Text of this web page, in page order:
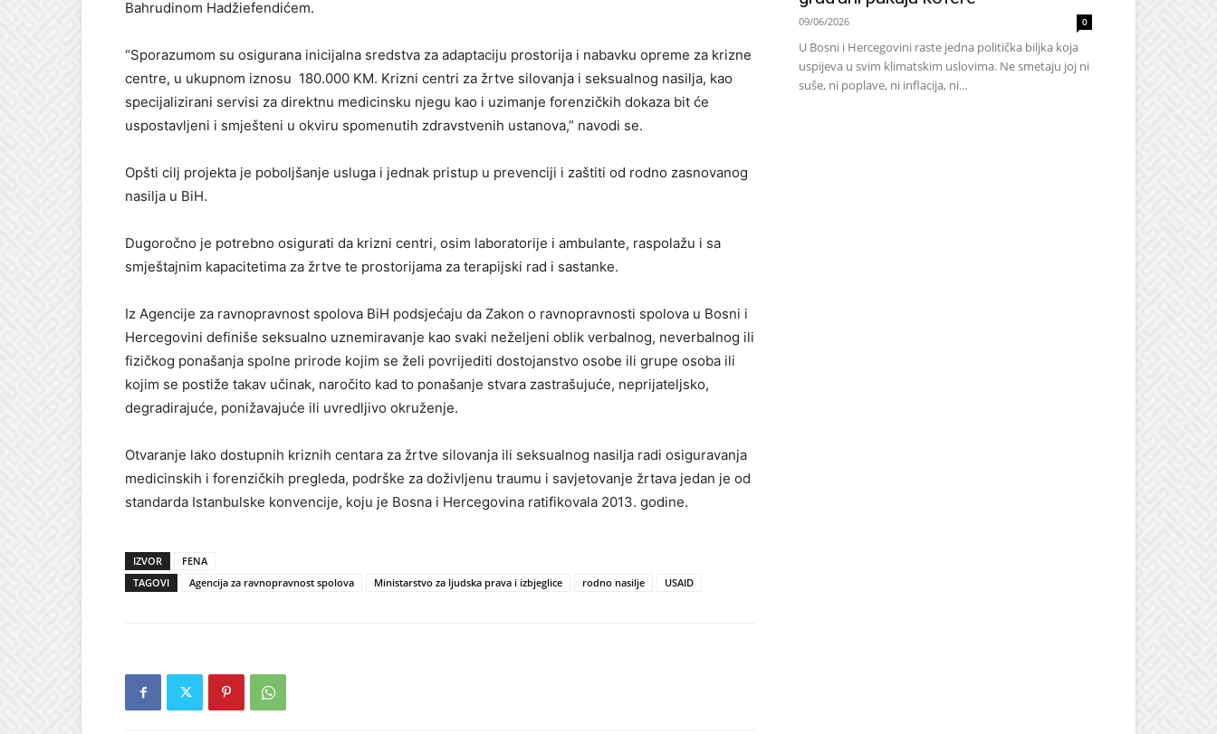
Bahrudinom Hadžiefendićem.
“Sporazumom su osigurana inicijalna sredstva za adaptaciju prostorija i nabavku opreme za krizne
centre, u ukupnom iznosu 180.000 KM. Krizni centri za žrtve silovanja i seksualnog nasilja, kao
specijalizirani servisi za direktnu medicinsku njegu kao i uzimanje forenzičkih dokaza bit će
uspostavljeni i smješteni u okviru spomenutih zdravstvenih ustanova,” navodi se.
Opšti cilj projekta je poboljšanje usluga i jednak pristup u prevenciji i zaštiti od rodno zasnovanog
nasilja u BiH.
Dugoročno je potrebno osigurati da krizni centri, osim laboratorije i ambulante, raspolažu i sa
smještajnim kapacitetima za žrtve te prostorijama za terapijski rad i sastanke.
Iz Agencije za ravnopravnost spolova BiH podsjećaju da Zakon o ravnopravnosti spolova u Bosni i
Hercegovini definiše seksualno uznemiravanje kao svaki neželjeni oblik verbalnog, neverbalnog ili
fizičkog ponašanja spolne prirode kojim se želi povrijediti dostojanstvo osobe ili grupe osoba ili
kojim se postiže takav učinak, naročito kad to ponašanje stvara zastrašujuće, neprijateljsko,
degradirajuće, ponižavajuće ili uvredljivo okruženje.
Otvaranje lako dostupnih kriznih centara za žrtve silovanja ili seksualnog nasilja radi osiguravanja
medicinskih i forenzičkih pregleda, podrške za doživljenu traumu i savjetovanje žrtava jedan je od
standarda Istanbulske konvencije, koju je Bosna i Hercegovina ratifikovala 2013. godine.
IZVOR
FENA
TAGOVI
Agencija za ravnopravnost spolova Ministarstvo za ljudska prava i izbjeglice rodno nasilje USAID
09/06/2026 0
U Bosni i Hercegovini raste jedna politička biljka koja
uspijeva u svim klimatskim uslovima. Ne smetaju joj ni
suše, ni poplave, ni inflacija, ni...